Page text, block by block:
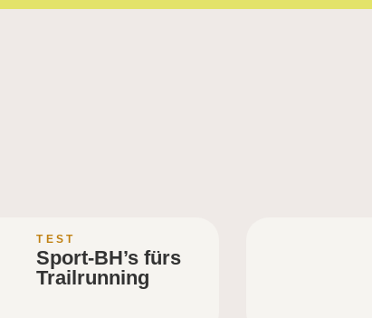
TEST
Sport-BH’s fürs
Trailrunning